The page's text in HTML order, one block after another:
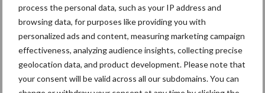
process the personal data, such as your IP address and
browsing data, for purposes like providing you with
personalized ads and content, measuring marketing campaign
effectiveness, analyzing audience insights, collecting precise
geolocation data, and product development. Please note that
your consent will be valid across all our subdomains. You can
Meer melkvee nieuws
Maak hier uw keuze: